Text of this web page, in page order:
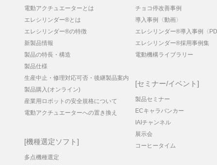
電動アクチュエーターとは
エレシリンダー®とは
エレシリンダー®の特徴
新製品情報
製品の特長・構造
製品仕様
生産中止・修理対応可否・後継製品案内
製品購入(オンライン)
産業用ロボットの安全規格について
電動アクチュエーターへの置き換え
機種選定ソフト
多点機種選定
チョコ停改善事例
導入事例〈動画〉
エレシリンダー®導入事例〈
エレシリンダー®採用事例集
電動機構ライブラリー
セミナー/イベント
製品セミナー
ECキャラバンカー
IAIチャンネル
展示会
コーヒータイム